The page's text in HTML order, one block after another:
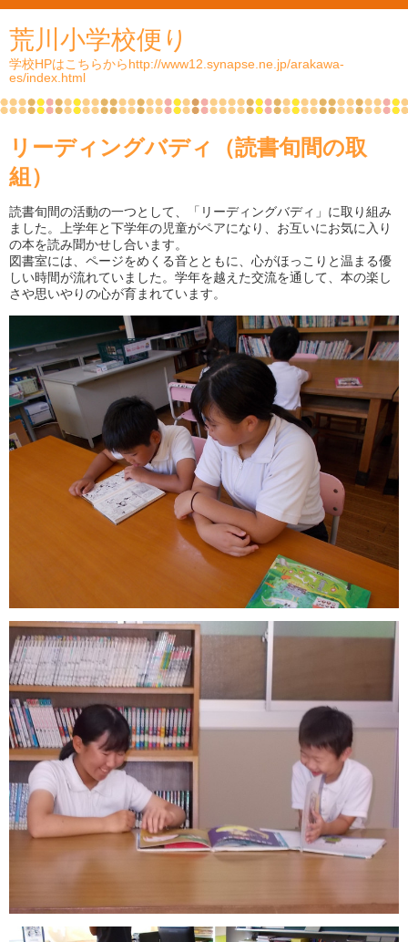
荒川小学校便り
学校HPはこちらからhttp://www12.synapse.ne.jp/arakawa-
es/index.html
リーディングバディ（読書旬間の取
組）
読書旬間の活動の一つとして、「リーディングバディ」に取り組み
ました。上学年と下学年の児童がペアになり、お互いにお気に入り
の本を読み聞かせし合います。
図書室には、ページをめくる音とともに、心がほっこりと温まる優
しい時間が流れていました。学年を越えた交流を通して、本の楽し
さや思いやりの心が育まれています。